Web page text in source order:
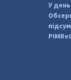
У день